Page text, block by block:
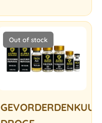
Out of stock
GEVORDERDENKUUR